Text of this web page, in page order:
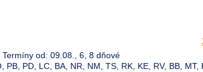
Termíny od: 09.08., 6, 8 dňové
PD, LC, BA, NR, NM, TS, RK, KE, RV, BB, MT,